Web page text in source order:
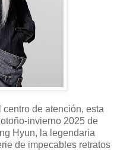
de atención, esta
invierno 2025 de
Hyun, la legendaria
de impecables retratos